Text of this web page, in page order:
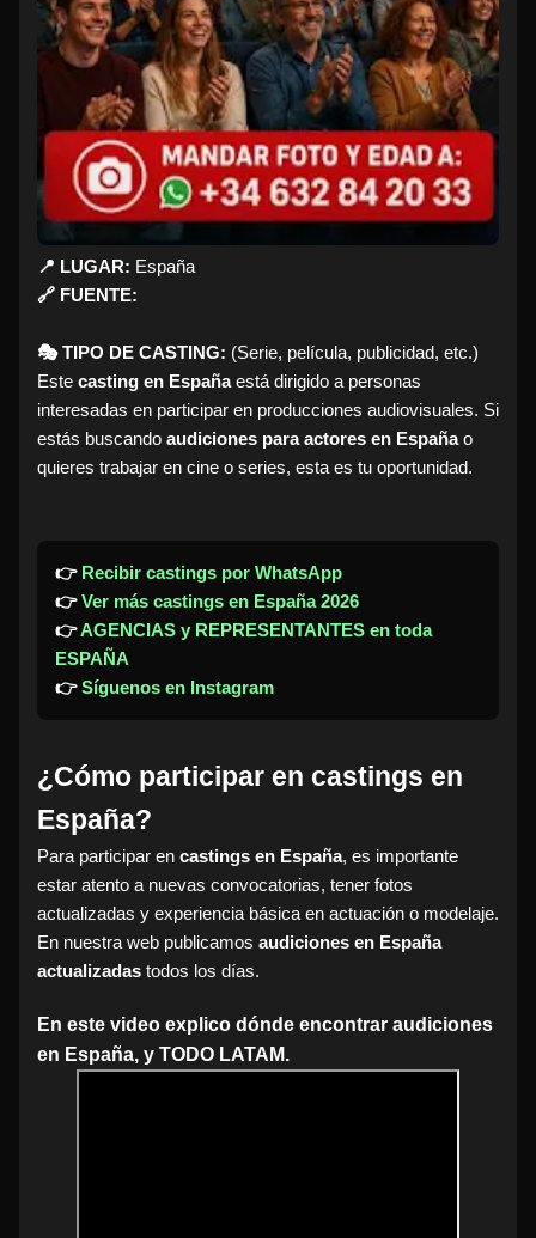
📍 LUGAR: España
🔗 FUENTE:
🎭 TIPO DE CASTING: (Serie, película, publicidad, etc.)
Este casting en Españaestá dirigido a personas
interesadas en participar en producciones audiovisuales. Si
estás buscando audiciones para actores en Españao
quieres trabajar en cine o series, esta es tu oportunidad.
👉 Recibir castings por WhatsApp
👉Ver más castings en España 2026
👉AGENCIAS y REPRESENTANTES en toda
ESPAÑA
👉Síguenos en Instagram
¿Cómo participar en castings en
España?
Para participar en castings en España, es importante
estar atento a nuevas convocatorias, tener fotos
actualizadas y experiencia básica en actuación o modelaje.
En nuestra web publicamos audiciones en España
actualizadas todos los días.
En este video explico dónde encontrar audiciones
en España, y TODO LATAM.